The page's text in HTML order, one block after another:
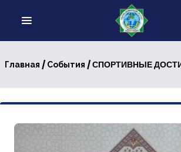
Главная / События / СПОРТИВНЫЕ